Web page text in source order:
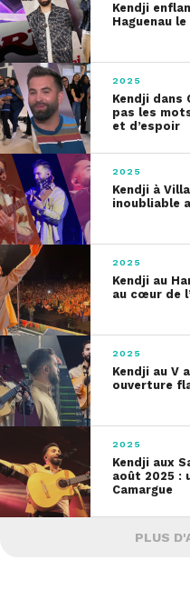
Kendji
Haguenau
2025
Kendji dans
pas les
et d’espoir
2025
Kendji à
inoubliable
2025
Kendji au
au cœur de
2025
Kendji au V
ouverture
2025
Kendji aux
août 2025 :
Camargue
PLUS